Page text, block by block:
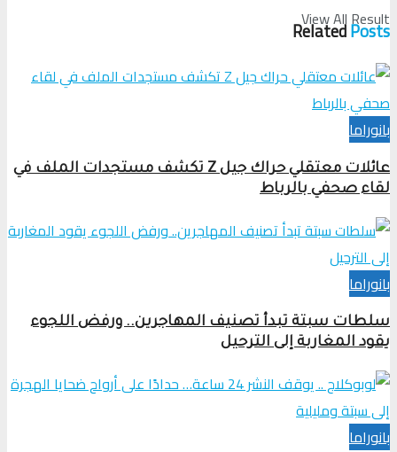
View All Result
RelatedPosts
بانوراما
عائلات معتقلي حراك جيل Z تكشف مستجدات الملف في
لقاء صحفي بالرباط
بانوراما
سلطات سبتة تبدأ تصنيف المهاجرين.. ورفض اللجوء
يقود المغاربة إلى الترحيل
بانوراما